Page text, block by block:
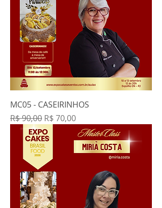
MC05 - CASEIRINHOS
Preço normal
R$ 90,00 Preço promocional
R$ 70,00